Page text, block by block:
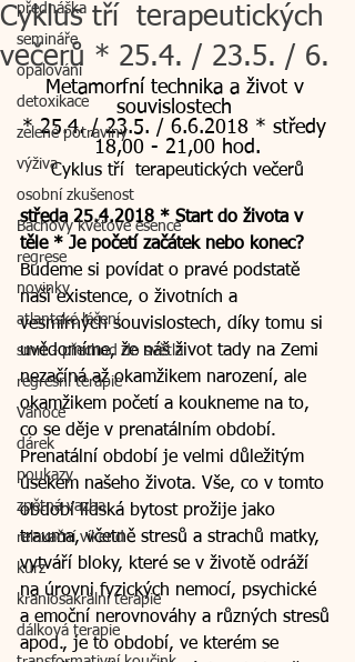
přednáška
semináře
opalování
detoxikace
zelené potraviny
výživa
osobní zkušenost
Bachovy květové esence
regrese
novinky
atlantské léčení
smrt - přechod do světla
regresní terapie
Vánoce
dárek
poukazy
zpětná vazba
relaxační víkend
kurz
kraniosakrální terapie
dálková terapie
Cyklus tří terapeutických
večerů * 25.4. / 23.5. / 6.
Metamorfní technika a život v
souvislostech
* 25.4. / 23.5. / 6.6.2018 * středy
18,00 - 21,00 hod.
Cyklus tří  terapeutických večerů
středa 25.4.2018 * Start do života v
těle * Je početí začátek nebo konec?
Budeme si povídat o pravé podstatě
naší existence, o životních a
vesmírných souvislostech, díky tomu si
uvědomíme, že náš život tady na Zemi
nezačíná až okamžikem narození, ale
okamžikem početí a koukneme na to,
co se děje v prenatálním období.
Prenatální období je velmi důležitým
úsekem našeho života. Vše, co v tomto
období lidská bytost prožije jako
trauma, včetně stresů a strachů matky,
vytváří bloky, které se v životě odráží
na úrovni fyzických nemocí, psychické
a emoční nerovnováhy a různých stresů
apod., je to období, ve kterém se